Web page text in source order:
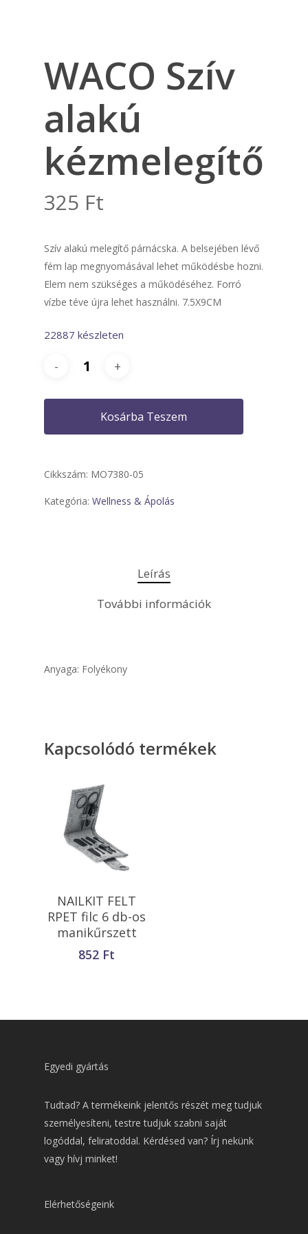
WACO Szív
alakú
kézmelegítő
325 Ft
Szív alakú melegítő párnácska. A belsejében lévő
fém lap megnyomásával lehet működésbe hozni.
Elem nem szükséges a működéséhez. Forró
vízbe téve újra lehet használni. 7.5X9CM
22887 készleten
Kosárba Teszem
Cikkszám: MO7380-05
Kategória: Wellness & Ápolás
Leírás
További információk
Anyaga: Folyékony
Kapcsolódó termékek
Kosárba
Teszem
NAILKIT FELT
RPET filc 6 db-os
manikűrszett
852 Ft
Egyedi gyártás
Tudtad? A termékeink jelentős részét meg tudjuk
személyesíteni, testre tudjuk szabni saját
logóddal, feliratoddal. Kérdésed van? Írj nekünk
vagy hívj minket!
Elérhetőségeink